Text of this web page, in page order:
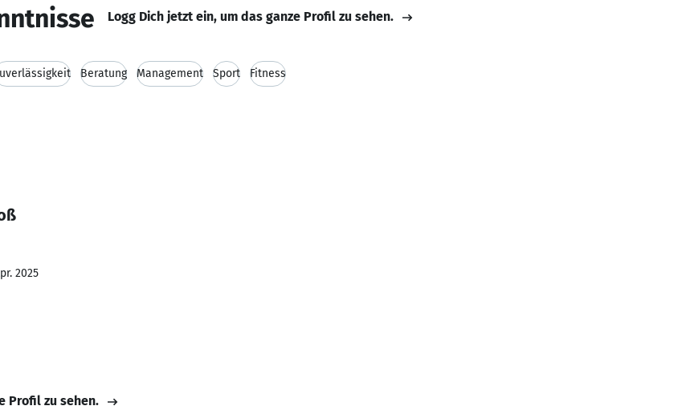
Logg Dich jetzt ein, um das ganze Profil zu sehen.
Beratung Management Sport Fitness
2025
Profil zu sehen.